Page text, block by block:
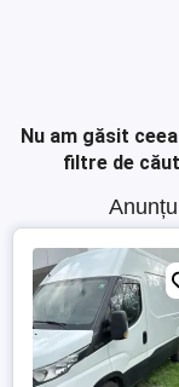
Nu am găsit
filtre de